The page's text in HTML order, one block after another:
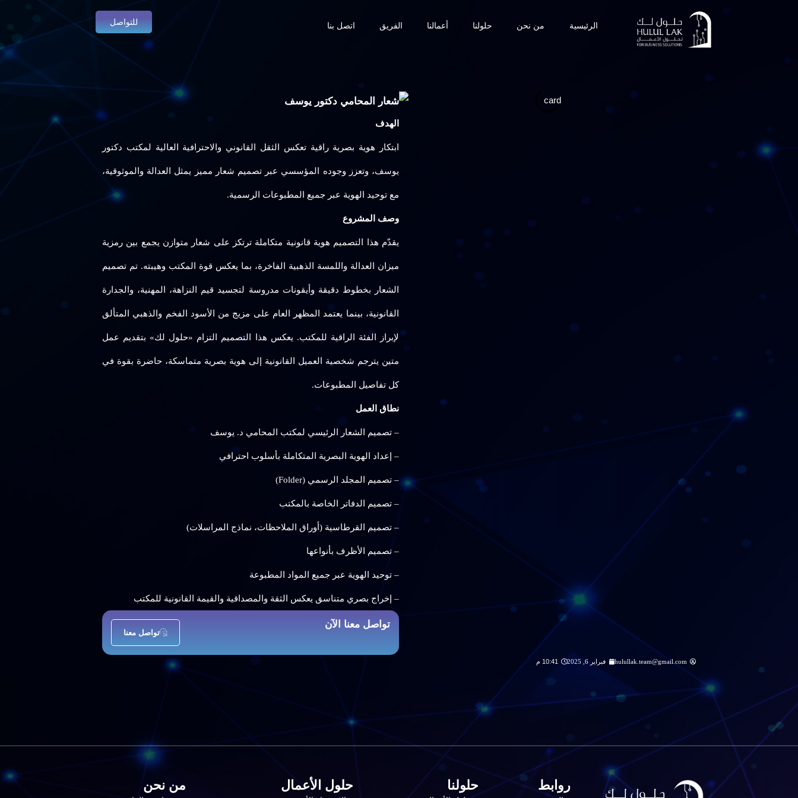
الرئيسية من نحن حلولنا أعمالنا الفريق اتصل بنا للتواصل
شعار المحامي دكتور يوسف
الهدف
ابتكار هوية بصرية راقية تعكس الثقل القانوني والاحترافية العالية لمكتب دكتور
يوسف، وتعزز وجوده المؤسسي عبر تصميم شعار مميز يمثل العدالة والموثوقية،
مع توحيد الهوية عبر جميع المطبوعات الرسمية.
وصف المشروع
يقدّم هذا التصميم هوية قانونية متكاملة ترتكز على شعار متوازن يجمع بين رمزية
ميزان العدالة واللمسة الذهبية الفاخرة، بما يعكس قوة المكتب وهيبته. تم تصميم
الشعار بخطوط دقيقة وأيقونات مدروسة لتجسيد قيم النزاهة، المهنية، والجدارة
القانونية، بينما يعتمد المظهر العام على مزيج من الأسود الفخم والذهبي المتألق
لإبراز الفئة الراقية للمكتب. يعكس هذا التصميم التزام «حلول لك» بتقديم عمل
متين يترجم شخصية العميل القانونية إلى هوية بصرية متماسكة، حاضرة بقوة في
كل تفاصيل المطبوعات.
نطاق العمل
– تصميم الشعار الرئيسي لمكتب المحامي د. يوسف
– إعداد الهوية البصرية المتكاملة بأسلوب احترافي
– تصميم المجلد الرسمي (Folder)
– تصميم الدفاتر الخاصة بالمكتب
– تصميم القرطاسية (أوراق الملاحظات، نماذج المراسلات)
– تصميم الأظرف بأنواعها
– توحيد الهوية عبر جميع المواد المطبوعة
– إخراج بصري متناسق يعكس الثقة والمصداقية والقيمة القانونية للمكتب
تواصل معنا الآن
تواصل معنا
hulullak.team@gmail.com فبراير 6, 2025 10:41 م
روابط حلولنا حلول الأعمال من نحن